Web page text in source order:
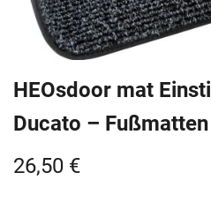
HEOsdoor mat
Ducato –
26,50 €